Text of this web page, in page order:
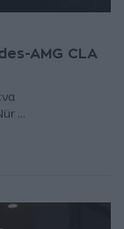
AMG CLA
...